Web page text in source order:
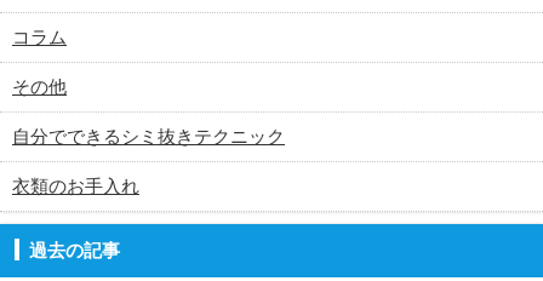
コラム
その他
自分でできるシミ抜きテクニック
衣類のお手入れ
過去の記事